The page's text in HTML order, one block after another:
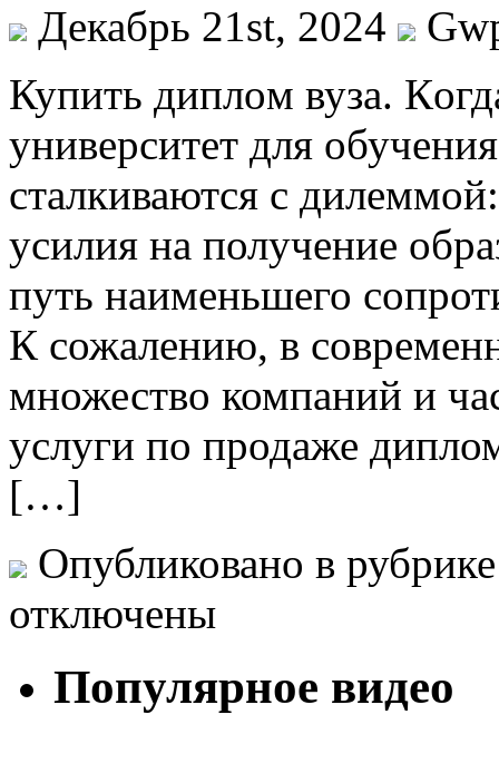
Декабрь 21st, 2024
Купить диплoм вузa.
университет для
сталкиваются с
усилия на получение
путь наименьшего
К сожалению, в
множество компаний и
услуги по продаже
[…]
Опубликовано в
отключены
Популярное видео